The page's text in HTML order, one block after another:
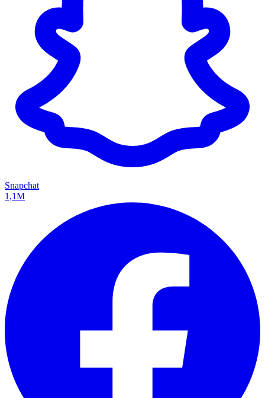
Snapchat
1,1M